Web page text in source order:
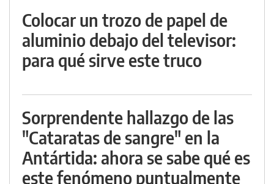
Colocar un trozo de papel de
aluminio debajo del televisor:
para qué sirve este truco
Sorprendente hallazgo de las
"Cataratas de sangre" en la
Antártida: ahora se sabe qué es
este fenómeno puntualmente